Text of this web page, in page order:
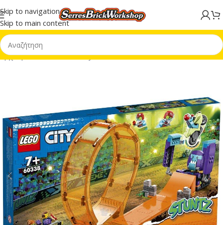
Skip to navigation
Skip to main content
Αρχική σελίδα/LEGO® City